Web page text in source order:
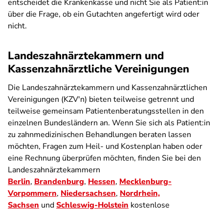
entscheidet die Krankenkasse und nicht Sie als Patient:in
über die Frage, ob ein Gutachten angefertigt wird oder
nicht.
Landeszahnärztekammern und
Kassenzahnärztliche Vereinigungen
Die Landeszahnärztekammern und Kassenzahnärztlichen
Vereinigungen (KZV'n) bieten teilweise getrennt und
teilweise gemeinsam Patientenberatungsstellen in den
einzelnen Bundesländern an. Wenn Sie sich als Patient:in
zu zahnmedizinischen Behandlungen beraten lassen
möchten, Fragen zum Heil- und Kostenplan haben oder
eine Rechnung überprüfen möchten, finden Sie bei den
Landeszahnärztekammern
Berlin, Brandenburg, Hessen, Mecklenburg-
Vorpommern, Niedersachsen, Nordrhein,
Sachsen undSchleswig-Holstein kostenlose